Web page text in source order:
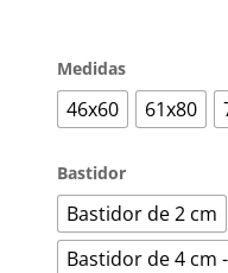
Medidas
46x60 61x80
Bastidor
Bastidor de 2 cm
Bastidor de 4 cm